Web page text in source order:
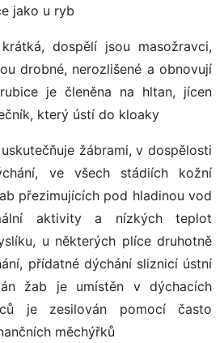
jako u ryb
dospělí jsou masožravci,
drobné, nerozlišené a obnovují
je členěna na hltan, jícen
který ústí do kloaky
žábrami, v dospělosti
ve všech stádiích kožní
přezimujících pod hladinou vod
aktivity a nízkých teplot
u některých plíce druhotně
přídatné dýchání sliznicí ústní
žab je umístěn v dýchacích
je zesilován pomocí často
měchýřků